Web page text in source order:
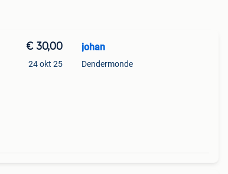
€ 30,00
24 okt 25
johan
Dendermonde